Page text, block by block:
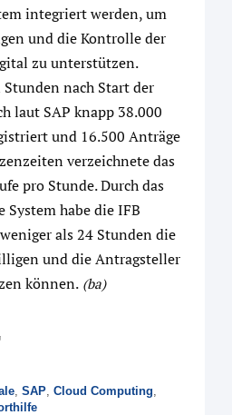
integriert werden, um
und die Kontrolle der
zu unterstützen.
nach Start der
laut SAP knapp 38.000
und 16.500 Anträge
verzeichnete das
pro Stunde. Durch das
habe die IFB
als 24 Stunden die
und die Antragsteller
können. (ba)
, SAP, Cloud Computing,